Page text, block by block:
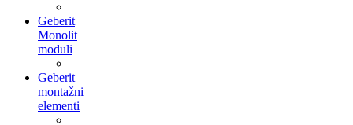
Geberit
Monolit
moduli
Geberit
montažni
elementi